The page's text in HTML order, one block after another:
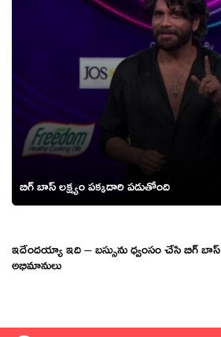
బిగ్ బాస్ లక్ష్యం పక్కదారి పడుతోంది
ఇదేందయ్యా ఇది – బస్సును ధ్వంసం చేసి బిగ్ బాస్
అభిమానులు